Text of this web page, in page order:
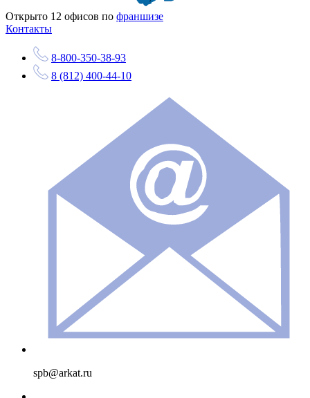
Открыто 12 офисов по франшизе
Контакты
8-800-350-38-93
8 (812) 400-44-10
spb@arkat.ru